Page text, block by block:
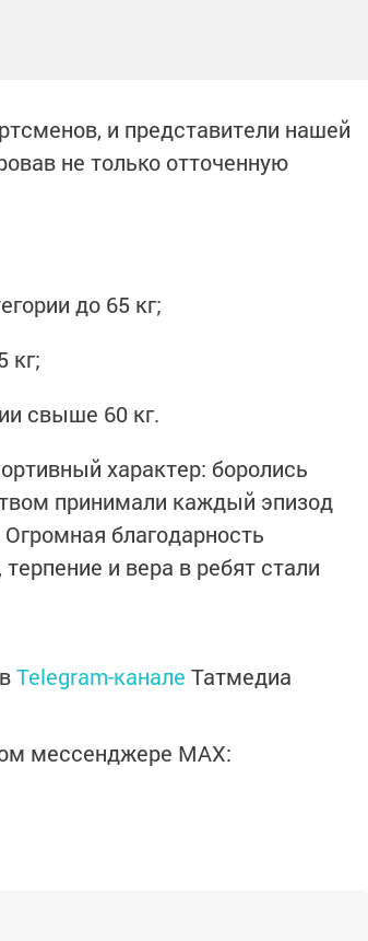
и представители нашей
не только отточенную
до 65 кг;
кг;
свыше 60 кг.
характер: боролись
принимали каждый эпизод
благодарность
и вера в ребят стали
Telegram-канале Татмедиа
мессенджере MАХ: